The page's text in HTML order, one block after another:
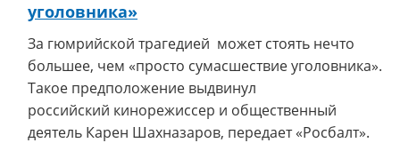
уголовника»
За гюмрийской трагедией может стоять нечто
большее, чем «просто сумасшествие уголовника».
Такое предположение выдвинул
российский кинорежиссер и общественный
деятель Карен Шахназаров, передает «Росбалт».